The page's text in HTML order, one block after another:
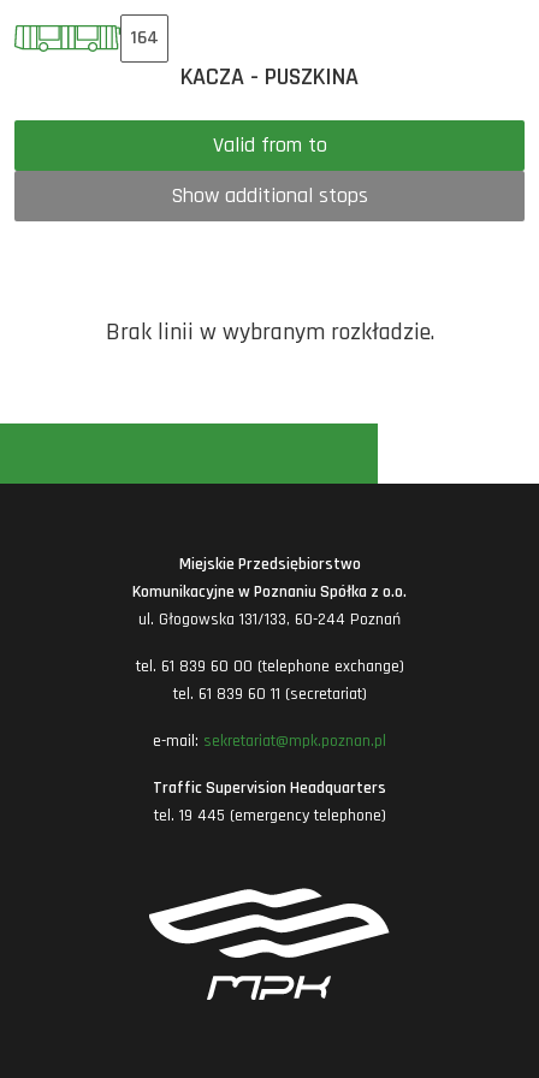
164
KACZA - PUSZKINA
Valid from to
Show additional stops
Brak linii w wybranym rozkładzie.
Miejskie Przedsiębiorstwo
Komunikacyjne w Poznaniu Spółka z o.o.
ul. Głogowska 131/133, 60-244 Poznań
tel. 61 839 60 00 (telephone exchange)
tel. 61 839 60 11 (secretariat)
e-mail: sekretariat@mpk.poznan.pl
Traffic Supervision Headquarters
tel. 19 445 (emergency telephone)